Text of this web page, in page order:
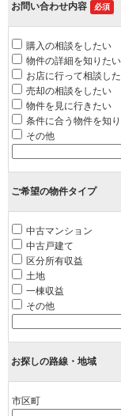
お問い合わせ内容 必須
購入の相談をしたい
物件の詳細を知りたい
お店に行って相談し
売却の相談をしたい
物件を見に行きたい
条件に合う物件を知
その他
ご希望の物件タイプ
中古マンション
中古戸建て
区分所有収益
土地
一棟収益
その他
お探しの路線・地域
市区町